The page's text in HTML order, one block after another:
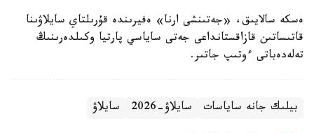
ەسكە سالايىق، «جەتىنشى ارنا» ەفيرىندە قۇرىلتاي سايلاۋىنا
قاتىساتىن قازاقستانداعى جەتى ساياسي پارتيا وكىلدەرىنىڭ
تەلەدەباتى ءوتىپ جاتىر.
بيلىك جانە ساياسات سايلاۋ-2026 سايلاۋ